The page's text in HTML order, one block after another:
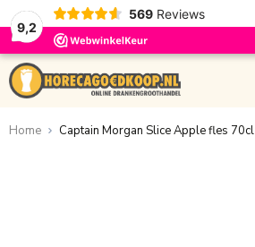
9,2
569 Reviews
Ga naar de inhoud
Home Captain Morgan Slice Apple fles 70cl